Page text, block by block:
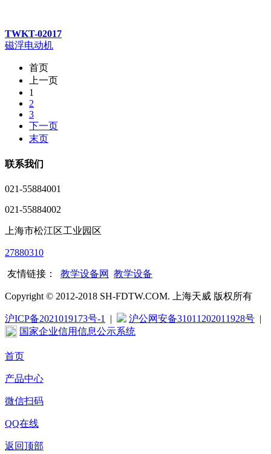
TWKT-02017
磁浮电动机
首页
上一页
1
2
3
下一页
末页
联系我们
021-55884001
021-55884002
上海市松江区工业园区
27880310
友情链接： 教学设备网 教学设备
Copyright © 2012-2018 SH-FDTW.COM. 上海天威 版权所有
沪ICP备2021019173号-1 | 沪公网安备31011202011928号 |
国家企业信用信息公示系统
首页
产品中心
微信扫码
QQ在线
返回顶部